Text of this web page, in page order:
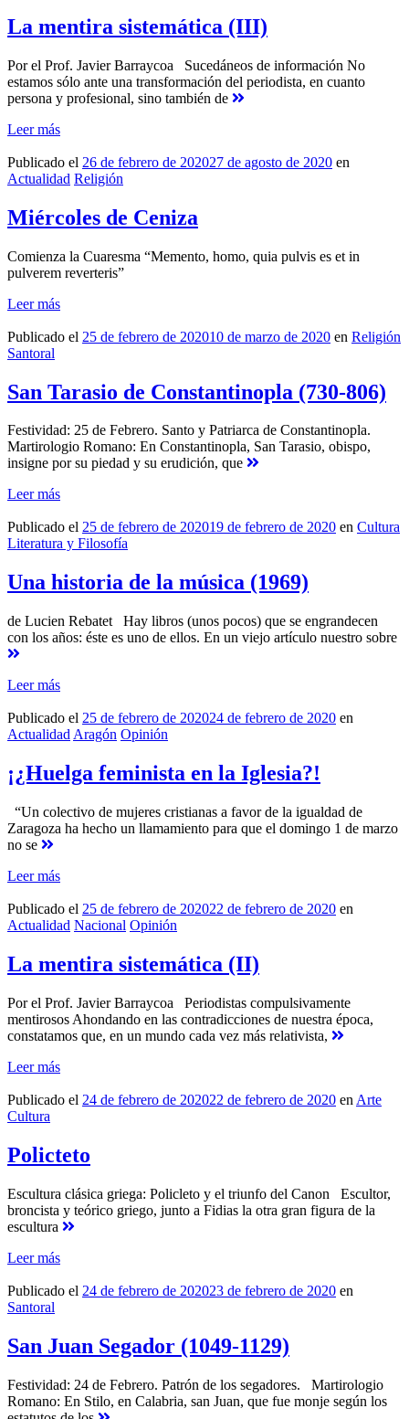
La mentira sistemática (III)
Por el Prof. Javier Barraycoa Sucedáneos de información No
estamos sólo ante una transformación del periodista, en cuanto
persona y profesional, sino también de
Leer más
Publicado el 26 de febrero de 202027 de agosto de 2020 en
Actualidad Religión
Miércoles de Ceniza
Comienza la Cuaresma “Memento, homo, quia pulvis es et in
pulverem reverteris”
Leer más
Publicado el 25 de febrero de 202010 de marzo de 2020 en Religión
Santoral
San Tarasio de Constantinopla (730-806)
Festividad: 25 de Febrero. Santo y Patriarca de Constantinopla.
Martirologio Romano: En Constantinopla, San Tarasio, obispo,
insigne por su piedad y su erudición, que
Leer más
Publicado el 25 de febrero de 202019 de febrero de 2020 en Cultura
Literatura y Filosofía
Una historia de la música (1969)
de Lucien Rebatet Hay libros (unos pocos) que se engrandecen
con los años: éste es uno de ellos. En un viejo artículo nuestro sobre
Leer más
Publicado el 25 de febrero de 202024 de febrero de 2020 en
Actualidad Aragón Opinión
¡¿Huelga feminista en la Iglesia?!
“Un colectivo de mujeres cristianas a favor de la igualdad de
Zaragoza ha hecho un llamamiento para que el domingo 1 de marzo
no se
Leer más
Publicado el 25 de febrero de 202022 de febrero de 2020 en
Actualidad Nacional Opinión
La mentira sistemática (II)
Por el Prof. Javier Barraycoa Periodistas compulsivamente
mentirosos Ahondando en las contradicciones de nuestra época,
constatamos que, en un mundo cada vez más relativista,
Leer más
Publicado el 24 de febrero de 202022 de febrero de 2020 en Arte
Cultura
Policteto
Escultura clásica griega: Policleto y el triunfo del Canon Escultor,
broncista y teórico griego, junto a Fidias la otra gran figura de la
escultura
Leer más
Publicado el 24 de febrero de 202023 de febrero de 2020 en
Santoral
San Juan Segador (1049-1129)
Festividad: 24 de Febrero. Patrón de los segadores. Martirologio
Romano: En Stilo, en Calabria, san Juan, que fue monje según los